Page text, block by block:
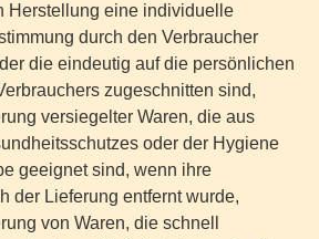
Herstellung eine individuelle
durch den Verbraucher
die eindeutig auf die persönlichen
zugeschnitten sind,
versiegelter Waren, die aus
oder der Hygiene
geeignet sind, wenn ihre
der Lieferung entfernt wurde,
von Waren, die schnell